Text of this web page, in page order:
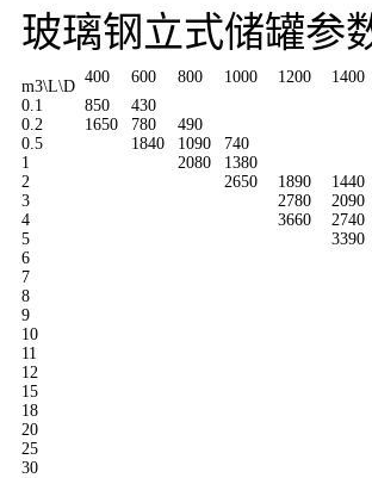
玻璃钢立式储罐参
m3\L\D
400 600 800 1000 1200 1400
0.1
850
430
0.2
1650 780
490
0.5
1840 1090
740
1
2080
1380
2
2650 1890
1440
3
2780 2090
4
3660 2740
5
3390
6
7
8
9
10
11
12
15
18
20
25
30